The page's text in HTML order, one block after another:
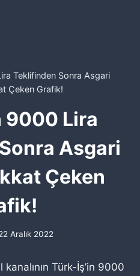
Teklifinden Sonra Asgari
Çeken Grafik!
9000 Lira
Asgari
Çeken
Aralık 2022
Türk-İş’in 9000